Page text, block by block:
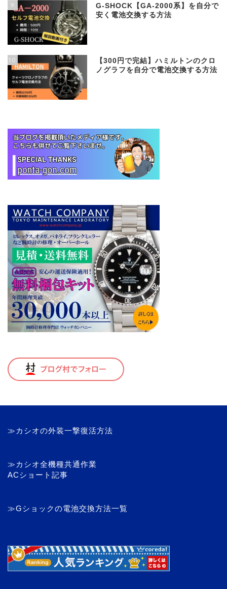
9
G-SHOCK【GA-2000系】を自分で
安く電池交換する方法
10
【300円で完結】ハミルトンのクロ
ノグラフを自分で電池交換する方法
≫カシオの外装一撃復活方法
≫カシオ全機種共通作業
ACショート記事
≫Gショックの電池交換方法一覧